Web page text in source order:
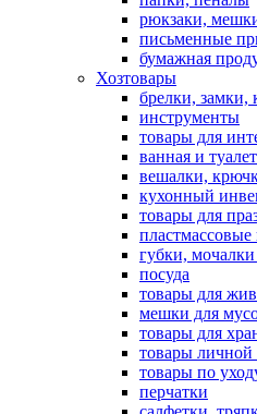
рюкзаки,
письменные
бумажная
Хозтовары
брелки,
инструменты
товары для
ванная и
вешалки,
кухонный
товары для
пластмассовые
губки,
посуда
товары для
мешки для
товары для
товары
товары по
перчатки